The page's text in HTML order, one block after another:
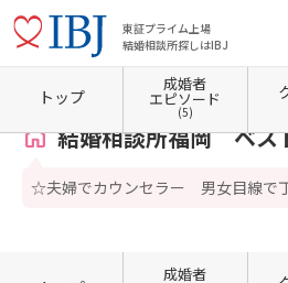
東証プライム上場
結婚相談所探しはIBJ
ホーム 福岡県の結婚相談所 福岡県福岡市 福
結婚相談所福岡 ベス
☆夫婦でカウンセラー 男女目線で
成婚者
トップ
成婚者
エピソード
(5)